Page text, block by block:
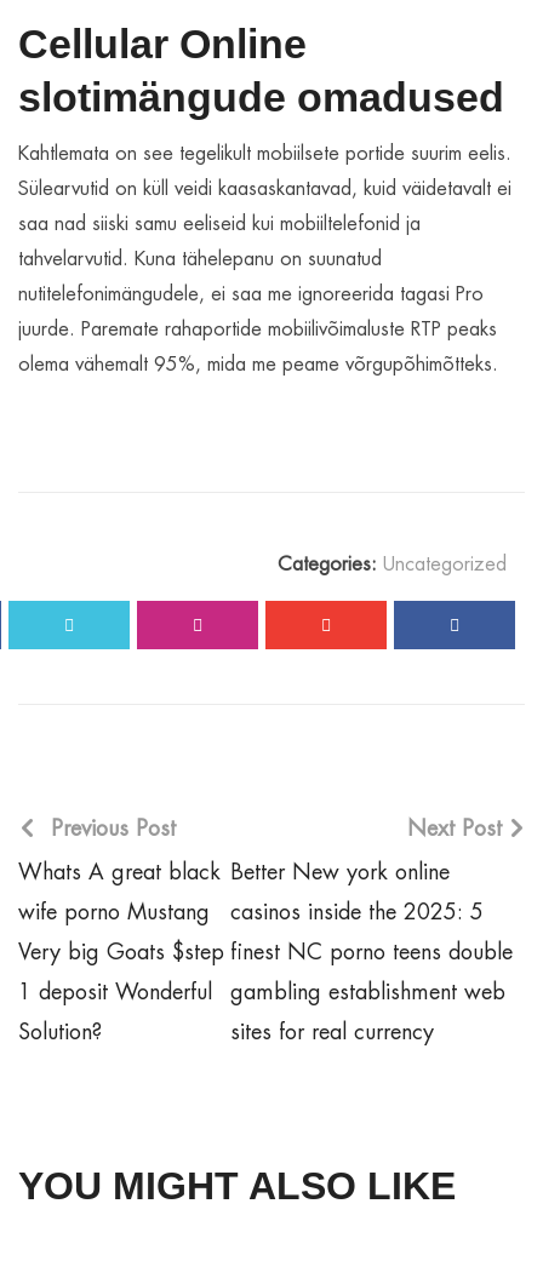
Cellular Online
slotimängude omadused
Kahtlemata on see tegelikult mobiilsete portide suurim eelis.
Sülearvutid on küll veidi kaasaskantavad, kuid väidetavalt ei
saa nad siiski samu eeliseid kui mobiiltelefonid ja
tahvelarvutid. Kuna tähelepanu on suunatud
nutitelefonimängudele, ei saa me ignoreerida tagasi Pro
juurde. Paremate rahaportide mobiilivõimaluste RTP peaks
olema vähemalt 95%, mida me peame võrgupõhimõtteks.
Categories: Uncategorized
Previous Post
Whats A great black
wife porno Mustang
Very big Goats $step
1 deposit Wonderful
Solution?
Next Post
Better New york online
casinos inside the 2025: 5
finest NC porno teens double
gambling establishment web
sites for real currency
YOU MIGHT ALSO LIKE